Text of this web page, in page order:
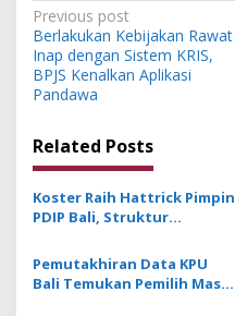
P
o
s
t
n
a
v
i
g
a
Previous post
Berlakukan Kebijakan Rawat
Inap dengan Sistem KRIS,
BPJS Kenalkan Aplikasi
Pandawa
Related Posts
Koster Raih Hattrick Pimpin
PDIP Bali, Struktur
Muda dan Penuhi Kuota
Perempuan
Pemutakhiran Data KPU
Bali Temukan Pemilih Masih